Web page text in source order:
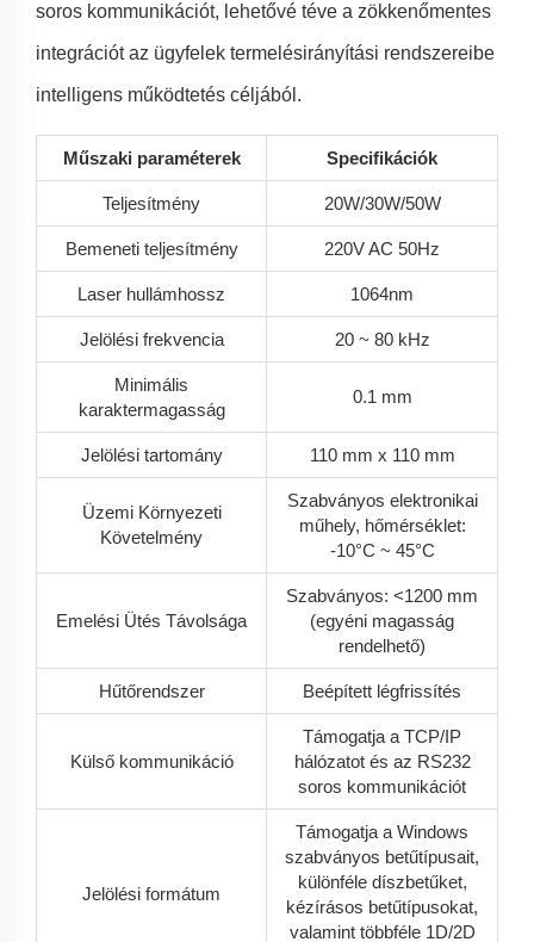
soros kommunikációt, lehetővé téve a zökkenőmentes
integrációt az ügyfelek termelésirányítási rendszereibe
intelligens működtetés céljából.
Műszaki paraméterek Specifikációk
Teljesítmény 20W/30W/50W
Bemeneti teljesítmény 220V AC 50Hz
Laser hullámhossz 1064nm
Jelölési frekvencia 20 ~ 80 kHz
Minimális
karaktermagasság
0.1 mm
Jelölési tartomány 110 mm x 110 mm
Üzemi Környezeti
Követelmény
Szabványos elektronikai
műhely, hőmérséklet:
-10°C ~ 45°C
Emelési Ütés Távolsága
Szabványos: <1200 mm
(egyéni magasság
rendelhető)
Hűtőrendszer Beépített légfrissítés
Külső kommunikáció
Támogatja a TCP/IP
hálózatot és az RS232
soros kommunikációt
Jelölési formátum
Támogatja a Windows
szabványos betűtípusait,
különféle díszbetűket,
kézírásos betűtípusokat,
valamint többféle 1D/2D